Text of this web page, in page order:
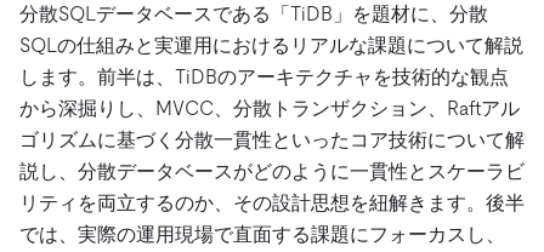
分散SQLデータベースである「TiDB」を題材に、分散
SQLの仕組みと実運用におけるリアルな課題について解説
します。前半は、TiDBのアーキテクチャを技術的な観点
から深掘りし、MVCC、分散トランザクション、Raftアル
ゴリズムに基づく分散一貫性といったコア技術について解
説し、分散データベースがどのように一貫性とスケーラビ
リティを両立するのか、その設計思想を紐解きます。後半
では、実際の運用現場で直面する課題にフォーカスし、